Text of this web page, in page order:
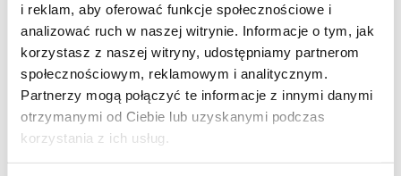
i reklam, aby oferować funkcje społecznościowe i
analizować ruch w naszej witrynie. Informacje o tym, jak
korzystasz z naszej witryny, udostępniamy partnerom
społecznościowym, reklamowym i analitycznym.
Partnerzy mogą połączyć te informacje z innymi danymi
otrzymanymi od Ciebie lub uzyskanymi podczas
korzystania z ich usług.
Szpilka
Kontakt
kontakt@czerwonaszpilka.pl